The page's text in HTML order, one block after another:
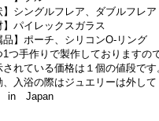
】シングルフレア、ダブルフレア
】パイレックスガラス
品】ポーチ、シリコンO-リング
1つ手作りで製作しておりますの
されている価格は１個の値段です
、入浴の際はジュエリーは外して
in Japan